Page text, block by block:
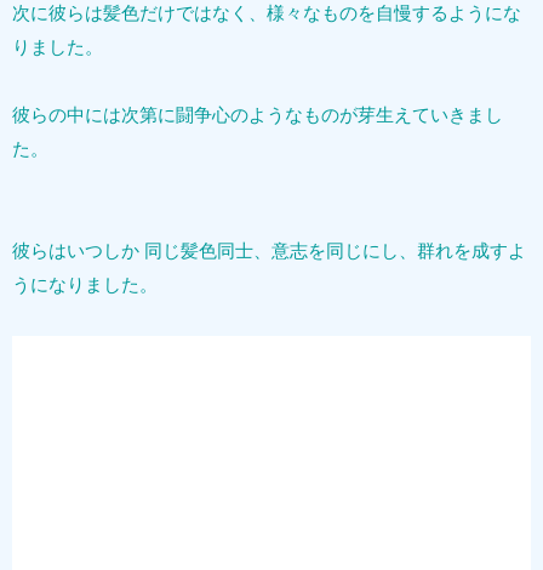
次に彼らは髪色だけではなく、様々なものを自慢するようにな
りました。
彼らの中には次第に闘争心のようなものが芽生えていきまし
た。
彼らはいつしか 同じ髪色同士、意志を同じにし、群れを成すよ
うになりました。